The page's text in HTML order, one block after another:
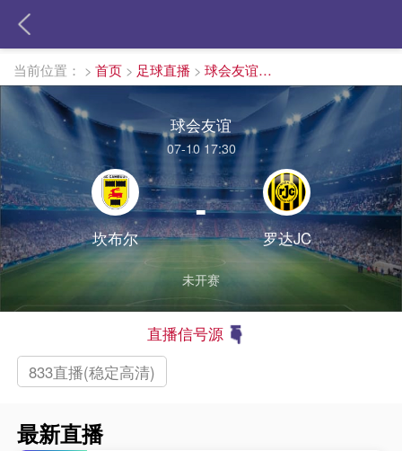
当前位置： > 首页 > 足球直播 > 球会友谊直播
球会友谊
07-10 17:30
坎布尔
-
罗达JC
未开赛
直播信号源
833直播(稳定高清)
最新直播